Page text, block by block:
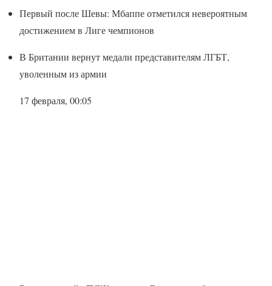
Первый после Шевы: Мбаппе отметился невероятным
достижением в Лиге чемпионов
В Британии вернут медали представителям ЛГБТ,
уволенным из армии
17 февраля, 00:05